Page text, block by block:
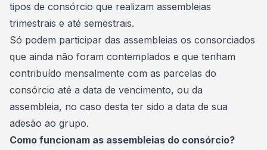
tipos de consórcio que realizam assembleias
trimestrais e até semestrais.
Só podem participar das assembleias os consorciados
que ainda não foram contemplados e que tenham
contribuído mensalmente com as parcelas do
consórcio até a data de vencimento, ou da
assembleia, no caso desta ter sido a data de sua
adesão ao grupo.
Como funcionam as assembleias do consórcio?